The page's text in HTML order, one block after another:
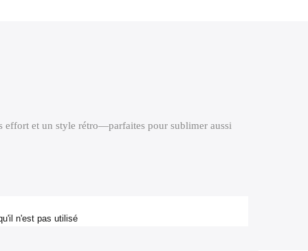
effort et un style rétro—parfaites pour sublimer aussi
n'est pas utilisé